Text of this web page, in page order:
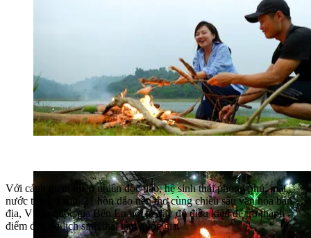
Với cảnh quan thiên nhiên độc đáo, hệ sinh thái phong phú, mặt
nước trong xanh, 21 hòn đảo nên thơ cùng chiều sâu văn hóa bản
địa, Vườn quốc gia Bến En hội tụ đầy đủ điều kiện để trở thành
điểm đến du lịch sinh thái tầm quốc gia.